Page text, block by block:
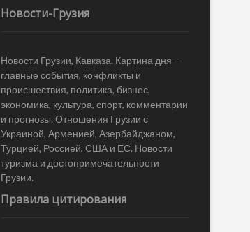
Новости-Грузия
Новости Грузии, Кавказа. Картина дня –
главные события, конфликты и
происшествия, политика, бизнес,
экономика, культура, спорт, комментарии
и прогнозы. Отношения Грузии с
Украиной, Арменией, Азербайджаном,
Турцией, Россией, США и ЕС. Новости
туризма и достопримечательности
Грузии.
Правила цитирования